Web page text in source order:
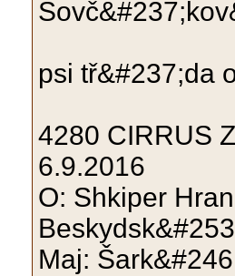
psi tř&#237;da
4280 CIRRUS
6.9.2016
O: Shkiper
Maj: